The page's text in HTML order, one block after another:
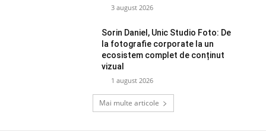
3 august 2026
Sorin Daniel, Unic Studio Foto: De
la fotografie corporate la un
ecosistem complet de conținut
vizual
1 august 2026
Mai multe articole